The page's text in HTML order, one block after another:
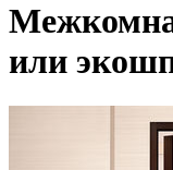
или